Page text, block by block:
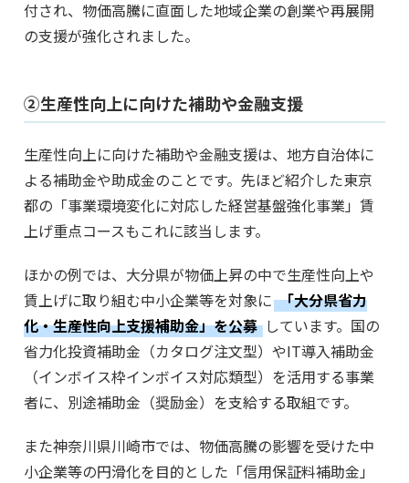
付され、物価高騰に直面した地域企業の創業や再展開
の支援が強化されました。
②生産性向上に向けた補助や金融支援
生産性向上に向けた補助や金融支援は、地方自治体に
よる補助金や助成金のことです。先ほど紹介した東京
都の「事業環境変化に対応した経営基盤強化事業」賃
上げ重点コースもこれに該当します。
ほかの例では、大分県が物価上昇の中で生産性向上や
賃上げに取り組む中小企業等を対象に 「大分県省力
化・生産性向上支援補助金」を公募 しています。国の
省力化投資補助金（カタログ注文型）やIT導入補助金
（インボイス枠インボイス対応類型）を活用する事業
者に、別途補助金（奨励金）を支給する取組です。
また神奈川県川崎市では、物価高騰の影響を受けた中
小企業等の円滑化を目的とした「信用保証料補助金」